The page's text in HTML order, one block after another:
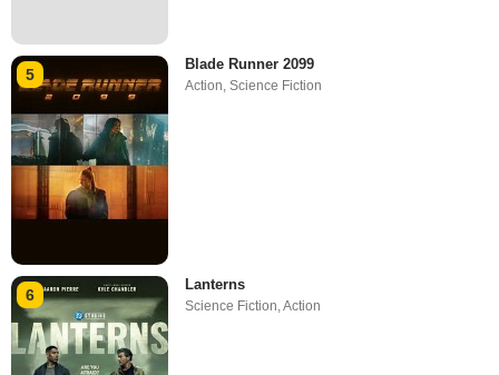
5
Blade Runner 2099
Action ,Science Fiction
6
Lanterns
Science Fiction,Action